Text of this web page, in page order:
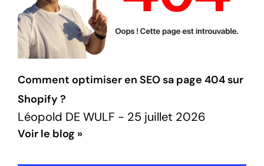
Comment optimiser en SEO sa page 404 sur
Shopify ?
Léopold DE WULF 25 juillet 2026
Voir le blog »